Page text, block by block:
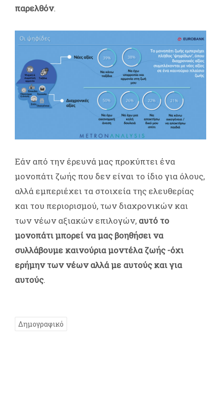
παρελθόν.
Εάν από την έρευνά μας προκύπτει ένα
μονοπάτι ζωής που δεν είναι το ίδιο για όλους,
αλλά εμπεριέχει τα στοιχεία της ελευθερίας
και του περιορισμού, των διαχρονικών και
των νέων αξιακών επιλογών, αυτό το
μονοπάτι μπορεί να μας βοηθήσει να
συλλάβουμε καινούρια μοντέλα ζωής -όχι
ερήμην των νέων αλλά με αυτούς και για
αυτούς.
Δημογραφικό